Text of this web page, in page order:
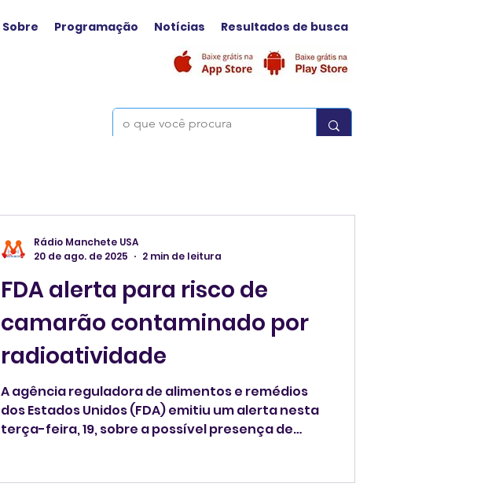
Sobre Programação Notícias Resultados de busca
FDA alerta para risco de
camarão contaminado por
radioatividade
A agência reguladora de alimentos e remédios
dos Estados Unidos (FDA) emitiu um alerta nesta
terça-feira, 19, sobre a possível presença de
Rádio Manchete USA
20 de ago. de 2025
2 min de leitura